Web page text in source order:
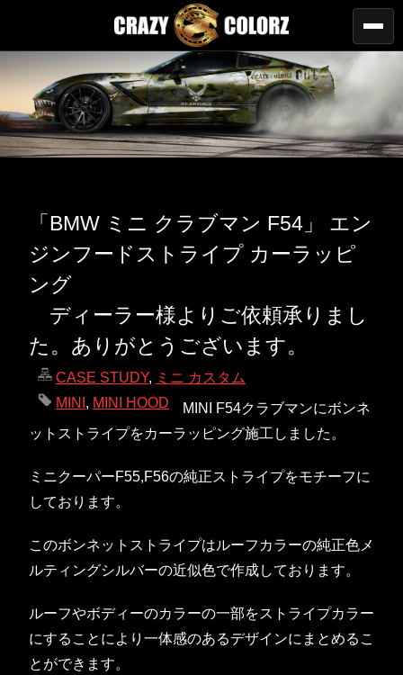
「BMW ミニ クラブマン F54」 エン
ジンフードストライプ カーラッピ
ング
ディーラー様よりご依頼承りまし
た。ありがとうございます。
CASE STUDY, ミニ カスタム
MINI , MINI HOOD
MINI F54クラブマンにボンネ
ットストライプをカーラッピング施工しました。
ミニクーパーF55,F56の純正ストライプをモチーフに
しております。
このボンネットストライプはルーフカラーの純正色メ
ルティングシルバーの近似色で作成しております。
ルーフやボディーのカラーの一部をストライプカラー
にすることにより一体感のあるデザインにまとめるこ
とができます。